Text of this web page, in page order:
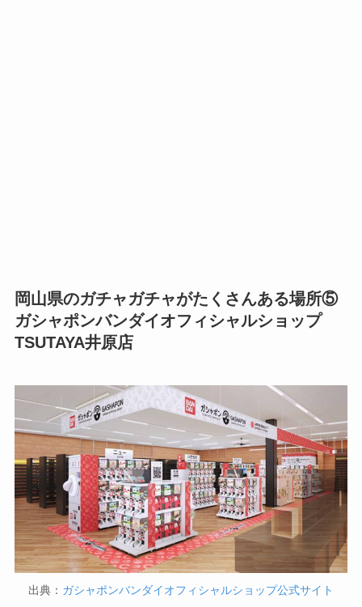
岡山県のガチャガチャがたくさんある場所⑤
ガシャポンバンダイオフィシャルショップ
TSUTAYA井原店
出典： ガシャポンバンダイオフィシャルショップ公式サイト